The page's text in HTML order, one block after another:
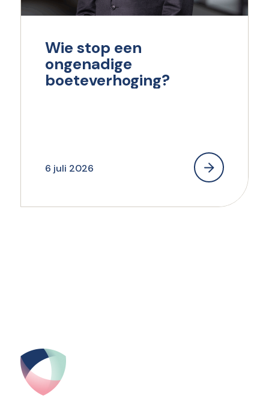
Wie stop een
ongenadige
boeteverhoging?
6 juli 2026